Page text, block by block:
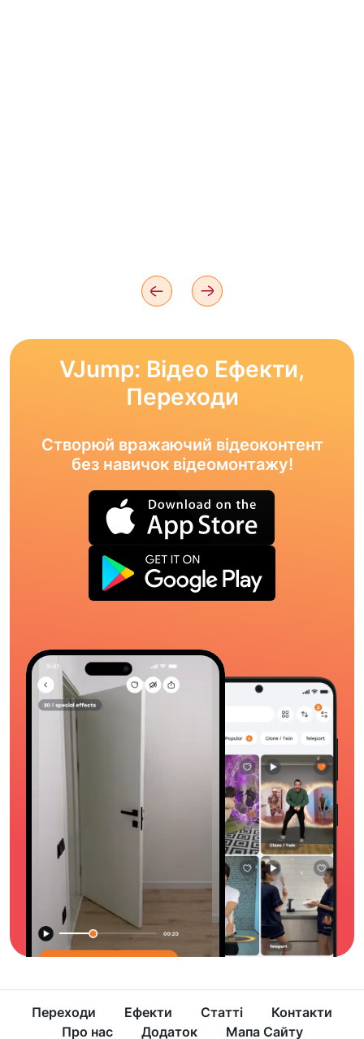
VJump: Відео Ефекти,
Переходи
Створюй вражаючий відеоконтент
без навичок відеомонтажу!
Переходи Ефекти Статті
Контакти
Про нас
Додаток Мапа Сайту